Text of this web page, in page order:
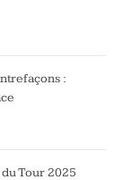
:
Tour 2025